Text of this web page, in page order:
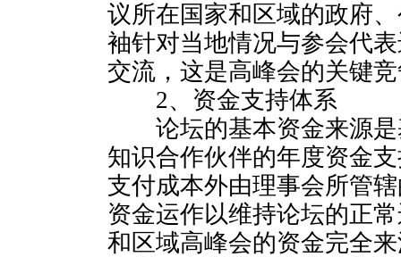
议所在国家和区域的政府
袖针对当地情况与参会代
交流，这是高峰会的关键
2、资金支持体系
论坛的基本资金来源是
知识合作伙伴的年度资金
支付成本外由理事会所管
资金运作以维持论坛的正
和区域高峰会的资金完全